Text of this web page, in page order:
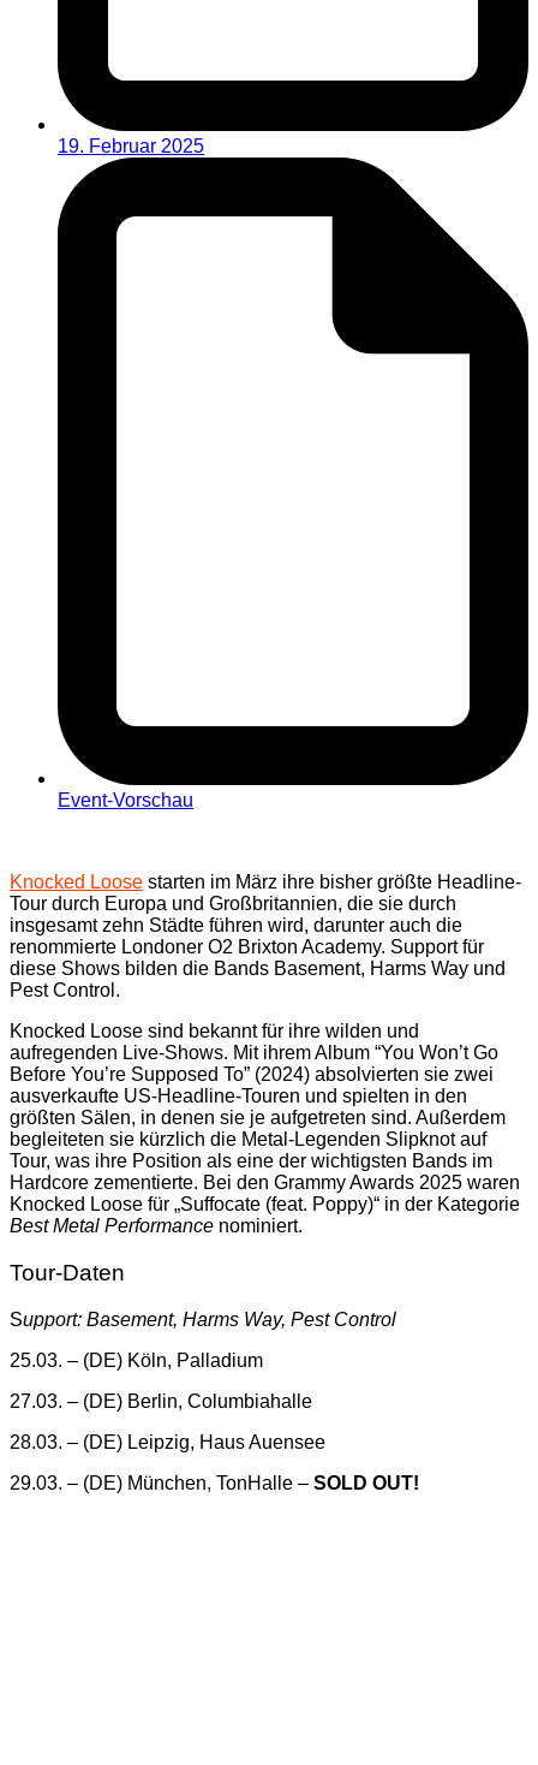
19. Februar 2025
Event-Vorschau
Knocked Loose starten im März ihre bisher größte Headline-
Tour durch Europa und Großbritannien, die sie durch
insgesamt zehn Städte führen wird, darunter auch die
renommierte Londoner O2 Brixton Academy. Support für
diese Shows bilden die Bands Basement, Harms Way und
Pest Control.
Knocked Loose sind bekannt für ihre wilden und
aufregenden Live-Shows. Mit ihrem Album “You Won’t Go
Before You’re Supposed To” (2024) absolvierten sie zwei
ausverkaufte US-Headline-Touren und spielten in den
größten Sälen, in denen sie je aufgetreten sind. Außerdem
begleiteten sie kürzlich die Metal-Legenden Slipknot auf
Tour, was ihre Position als eine der wichtigsten Bands im
Hardcore zementierte. Bei den Grammy Awards 2025 waren
Knocked Loose für „Suffocate (feat. Poppy)“ in der Kategorie
Best Metal Performance nominiert.
Tour-Daten
Support: Basement, Harms Way, Pest Control
25.03. – (DE) Köln, Palladium
27.03. – (DE) Berlin, Columbiahalle
28.03. – (DE) Leipzig, Haus Auensee
29.03. – (DE) München, TonHalle – SOLD OUT!